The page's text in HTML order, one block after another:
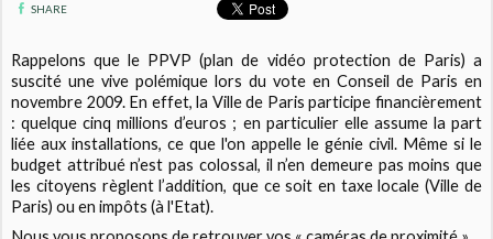
SHARE
Rappelons que le PPVP (plan de vidéo protection de Paris) a
suscité une vive polémique lors du vote en Conseil de Paris en
novembre 2009. En effet, la Ville de Paris participe financièrement
: quelque cinq millions d’euros ; en particulier elle assume la part
liée aux installations, ce que l'on appelle le génie civil. Même si le
budget attribué n’est pas colossal, il n’en demeure pas moins que
les citoyens règlent l’addition, que ce soit en taxe locale (Ville de
Paris) ou en impôts (à l'Etat).